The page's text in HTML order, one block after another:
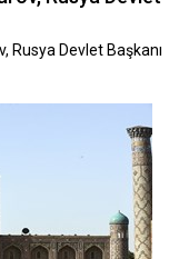
Rusya Devlet Başkanı